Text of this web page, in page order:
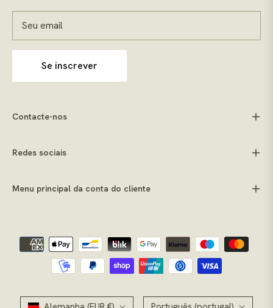
Seu email
Se inscrever
Contacte-nos
Redes sociais
Menu principal da conta do cliente